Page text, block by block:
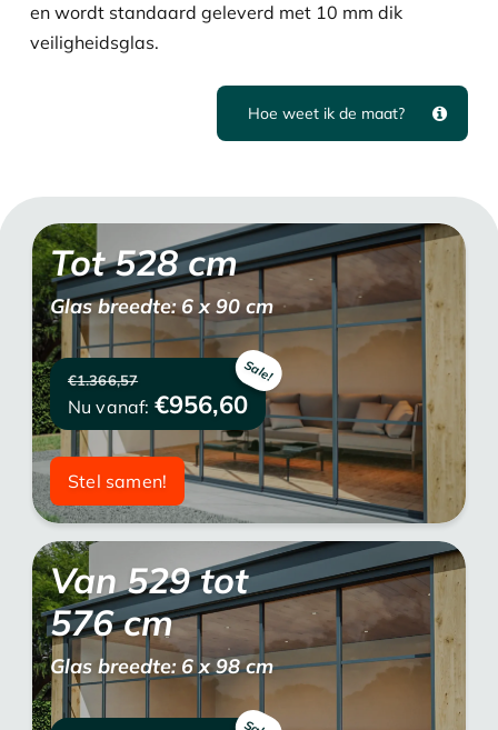
en wordt standaard geleverd met 10 mm dik
veiligheidsglas.
Hoe weet ik de maat?
Tot528cm
Glas breedte: 6 x 90 cm
€1.366,57
Nu vanaf: €956,60
Stel samen!
Van529tot
576cm
Glas breedte: 6 x 98 cm